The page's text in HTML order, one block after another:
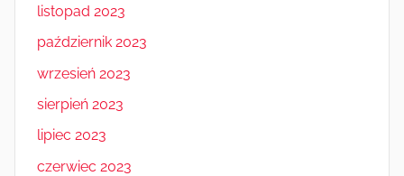
listopad 2023
październik 2023
wrzesień 2023
sierpień 2023
lipiec 2023
czerwiec 2023